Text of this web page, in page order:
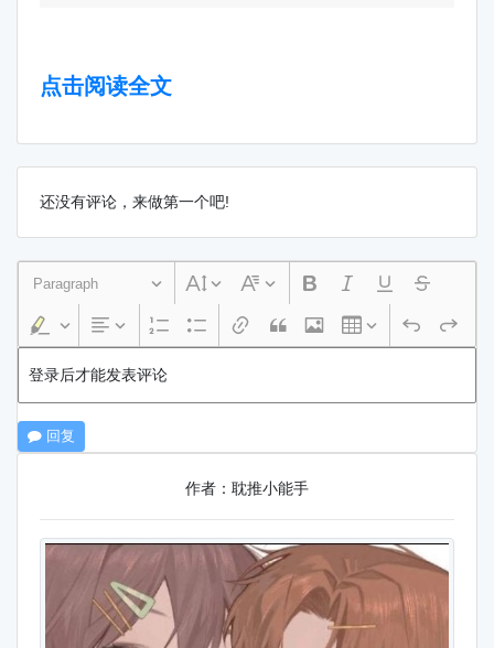
点击阅读全文
还没有评论，来做第一个吧!
Paragraph
登录后才能发表评论
回复
作者：耽推小能手